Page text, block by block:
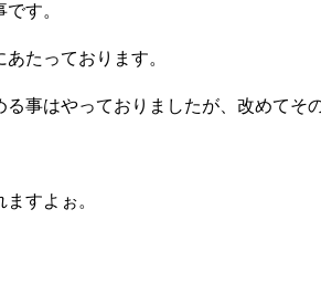
す。
たっております。
事はやっておりましたが、改めてそ
すよぉ。